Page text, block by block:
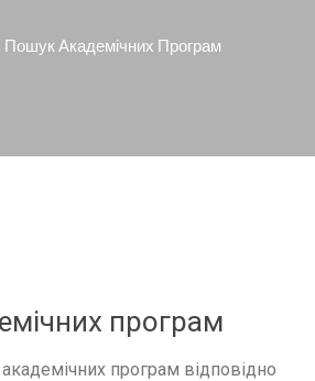
Пошук Академічних Програм
програм
програм відповідно